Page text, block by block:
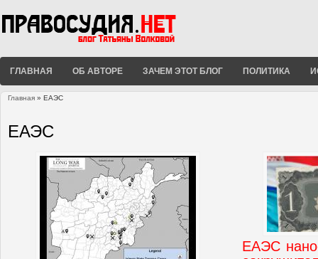
ГЛАВНАЯ ОБ АВТОРЕ ЗАЧЕМ ЭТОТ БЛОГ ПОЛИТИКА
Главная » ЕАЭС
ЕАЭС
ЕАЭС